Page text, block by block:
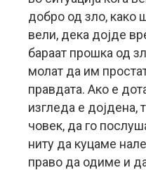
добро од зло, како
вели, дека дојде
бараат прошка од
молат да им
правдата. Ако е
изгледа е дојдена,
човек, да го
ниту да куцаме
право да одиме и